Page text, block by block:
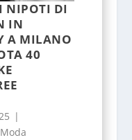
NIPOTI DI
IN
A MILANO
40
|
Moda